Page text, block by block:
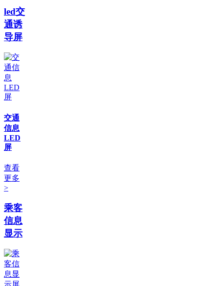
led交
通诱
导屏
交通
信息
LED
屏
查看
更多
>
乘客
信息
显示